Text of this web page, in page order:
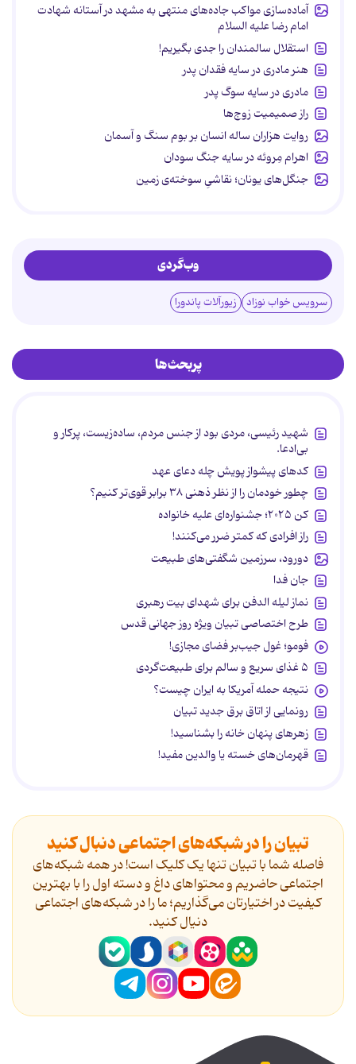
آماده‌سازی مواکب جاده‌های منتهی به مشهد در آستانه شهادت
امام رضا علیه السلام
استقلال سالمندان را جدی بگیریم!
هنر مادری در سایه‌ فقدان پدر
مادری در سایه سوگ پدر
راز صمیمیت زوج‌ها
روایت هزاران ساله انسان بر بوم سنگ و آسمان
اهرام مِروئه در سایه جنگ سودان
جنگل‌های یونان؛ نقاشیِ سوخته‌ی زمین
وب‌گردی
سرویس خواب نوزاد زیورآلات پاندورا
پربحث‌ها
شهید رئیسی، مردی بود از جنس مردم، ساده‌زیست، پرکار و
بی‌ادعا.
کدهای پیشواز پویش چله دعای عهد
چطور خودمان را از نظر ذهنی ۳۸ برابر قوی‌تر کنیم؟
کن ۲۰۲۵؛ جشنواره‌ای علیه خانواده
راز افرادی که کمتر ضرر می‌کنند!
دورود، سرزمین شگفتی‌های طبیعت
جان فدا
نماز لیله الدفن برای شهدای بیت رهبری
طرح اختصاصی تبیان ویژه روز جهانی قدس
فومو؛ غول جیب‌بر فضای مجازی!
۵ غذای سریع و سالم برای طبیعت‌گردی
نتیجه حمله آمریکا به ایران چیست؟
رونمایی از اتاق برق جدید تبیان
زهرهای پنهان خانه را بشناسید!
قهرمان‌های خسته یا والدین مفید!
تبیان را در شبکه‌های اجتماعی دنبال کنید
فاصله شما با تبیان تنها یک کلیک است! در همه شبکه‌های
اجتماعی حاضریم و محتواهای داغ و دسته اول را با بهترین
کیفیت در اختیارتان می‌گذاریم؛ ما را در شبکه‌های اجتماعی
دنیال کنید.